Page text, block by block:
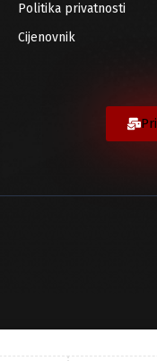
Politika privatnosti
Cijenovnik